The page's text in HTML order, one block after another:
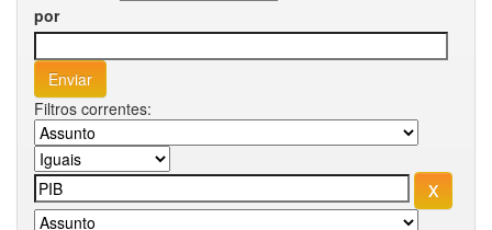
por
Filtros correntes: